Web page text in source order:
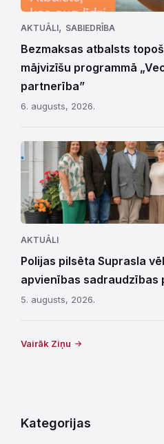
AKTUĀLI, SABIEDRĪBA
Bezmaksas atbalsts
mājvizīšu programmā
partnerība”
6. augusts, 2026.
AKTUĀLI
Polijas pilsēta Suprasla
apvienības sadraudzības
5. augusts, 2026.
Vairāk Ziņu
Kategorijas